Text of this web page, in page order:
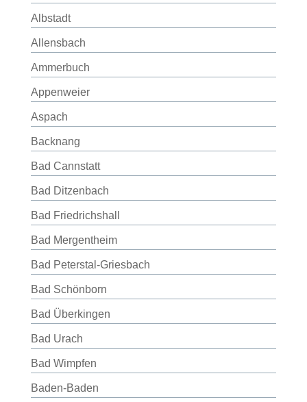
Albstadt
Allensbach
Ammerbuch
Appenweier
Aspach
Backnang
Bad Cannstatt
Bad Ditzenbach
Bad Friedrichshall
Bad Mergentheim
Bad Peterstal-Griesbach
Bad Schönborn
Bad Überkingen
Bad Urach
Bad Wimpfen
Baden-Baden